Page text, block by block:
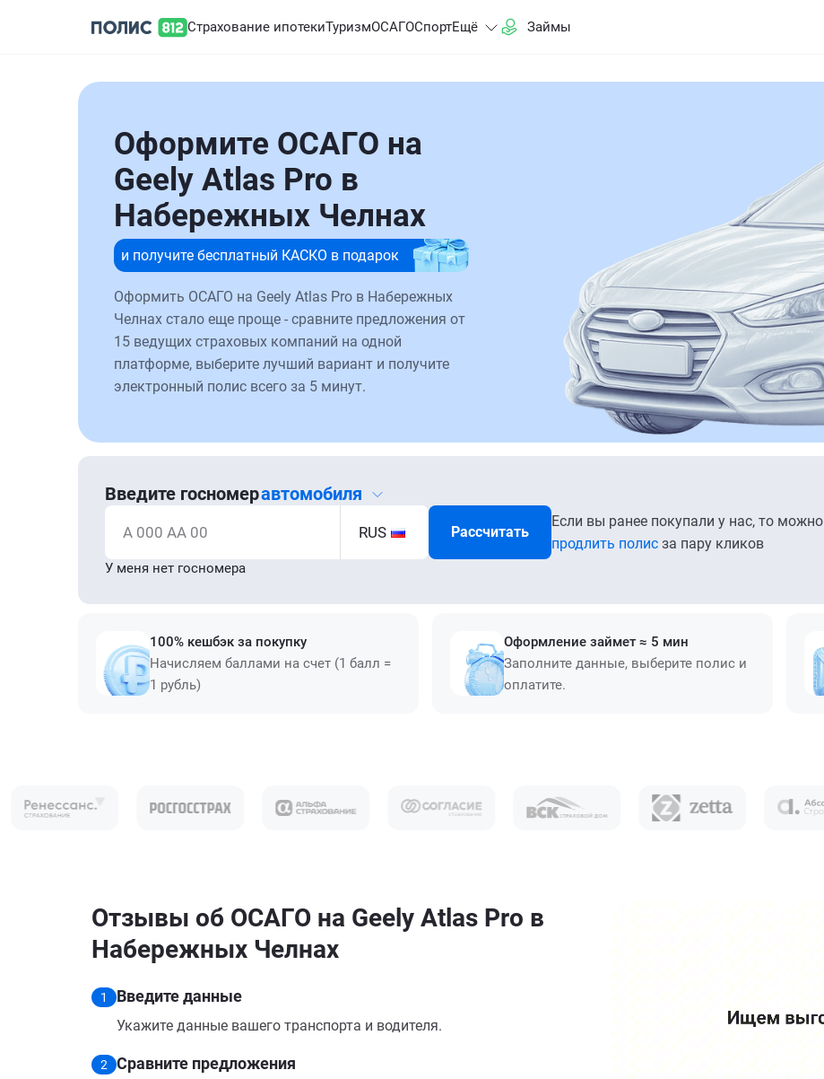
Страхование ипотекиТуризмОСАГОСпортЕщё Займы
Оформите ОСАГО на
Geely Atlas Pro в
Набережных Челнах
и получите бесплатный КАСКО в подарок
Оформить ОСАГО на Geely Atlas Pro в Набережных
Челнах стало еще проще - сравните предложения от
15 ведущих страховых компаний на одной
платформе, выберите лучший вариант и получите
электронный полис всего за 5 минут.
Введите госномеравтомобиля
А 000 АА 00 RUS Рассчитать
Если вы ранее покупали у нас, то можно
продлить полис за пару кликов
У меня нет госномера
100% кешбэк за покупку
Начисляем баллами на счет (1 балл =
1 рубль)
Оформление займет ≈ 5 мин
Заполните данные, выберите полис и
оплатите.
Отзывы об ОСАГО на Geely Atlas Pro в
Набережных Челнах
1 Введите данные
Укажите данные вашего транспорта и водителя.
2 Сравните предложения